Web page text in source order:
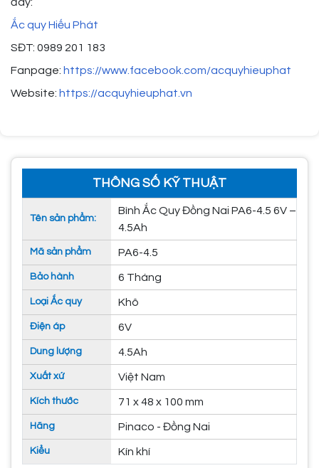
Ắc quy Hiếu Phát
SĐT: 0989 201 183
Fanpage: https://www.facebook.com/acquyhieuphat
Website: https://acquyhieuphat.vn
THÔNG SỐ KỸ THUẬT
Tên sản phẩm:
Bình Ắc Quy Đồng Nai PA6-4.5 6V –
4.5Ah
Mã sản phẩm PA6-4.5
Bảo hành 6 Tháng
Loại Ắc quy Khô
Điện áp 6V
Dung lượng 4.5Ah
Xuất xứ Việt Nam
Kích thước 71 x 48 x 100 mm
Hãng Pinaco - Đồng Nai
Kiểu Kín khí